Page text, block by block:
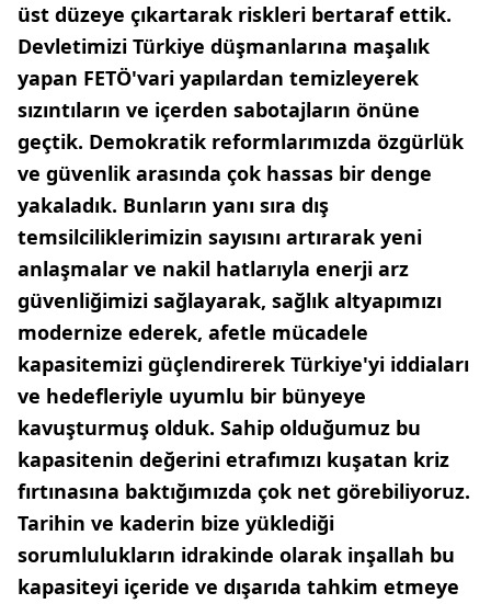
üst düzeye çıkartarak riskleri bertaraf ettik.
Devletimizi Türkiye düşmanlarına maşalık
yapan FETÖ'vari yapılardan temizleyerek
sızıntıların ve içerden sabotajların önüne
geçtik. Demokratik reformlarımızda özgürlük
ve güvenlik arasında çok hassas bir denge
yakaladık. Bunların yanı sıra dış
temsilciliklerimizin sayısını artırarak yeni
anlaşmalar ve nakil hatlarıyla enerji arz
güvenliğimizi sağlayarak, sağlık altyapımızı
modernize ederek, afetle mücadele
kapasitemizi güçlendirerek Türkiye'yi iddiaları
ve hedefleriyle uyumlu bir bünyeye
kavuşturmuş olduk. Sahip olduğumuz bu
kapasitenin değerini etrafımızı kuşatan kriz
fırtınasına baktığımızda çok net görebiliyoruz.
Tarihin ve kaderin bize yüklediği
sorumlulukların idrakinde olarak inşallah bu
kapasiteyi içeride ve dışarıda tahkim etmeye